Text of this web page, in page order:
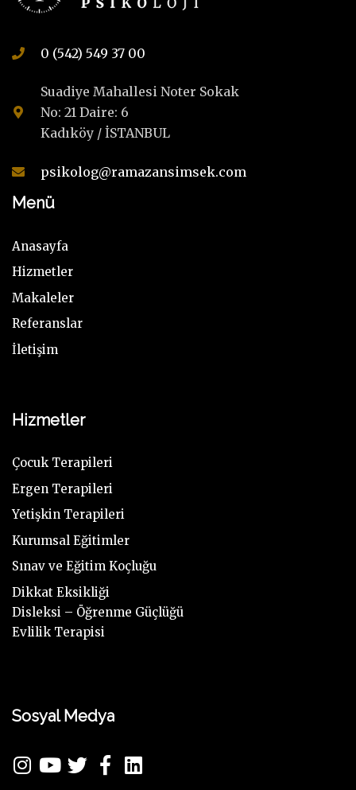
0 (542) 549 37 00
Suadiye Mahallesi Noter Sokak
No: 21 Daire: 6
Kadıköy / İSTANBUL
psikolog@ramazansimsek.com
Menü
Anasayfa
Hizmetler
Makaleler
Referanslar
İletişim
Hizmetler
Çocuk Terapileri
Ergen Terapileri
Yetişkin Terapileri
Kurumsal Eğitimler
Sınav ve Eğitim Koçluğu
Dikkat Eksikliği
Disleksi – Öğrenme Güçlüğü
Evlilik Terapisi
Sosyal Medya